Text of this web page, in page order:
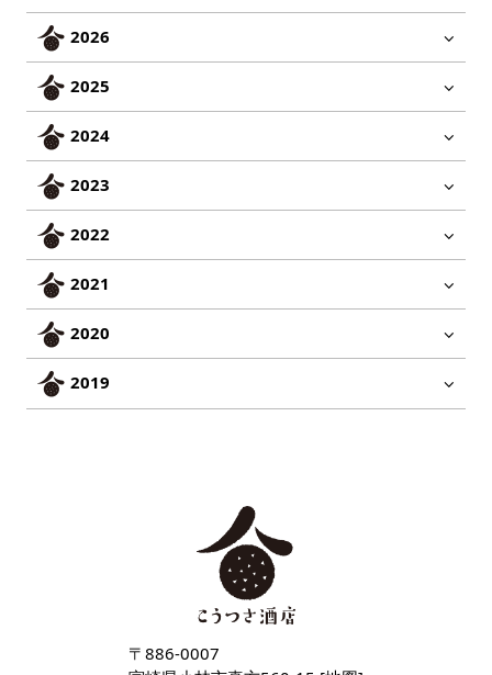
2026
2025
2024
2023
2022
2021
2020
2019
〒886-0007